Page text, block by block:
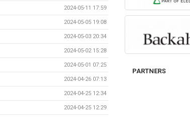
2024-05-11 17:59
2024-05-05 19:08
2024-05-03 20:34
2024-05-02 15:28
2024-05-01 07:25
2024-04-26 07:13
2024-04-25 12:34
2024-04-25 12:29
PARTNERS